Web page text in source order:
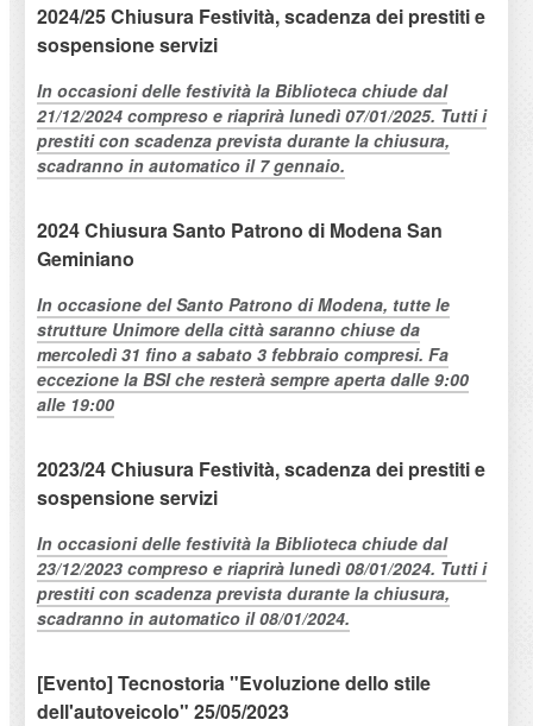
2024/25 Chiusura Festività, scadenza dei prestiti e
sospensione servizi
In occasioni delle festività la Biblioteca chiude dal
21/12/2024 compreso e riaprirà lunedì 07/01/2025. Tutti i
prestiti con scadenza prevista durante la chiusura,
scadranno in automatico il 7 gennaio.
2024 Chiusura Santo Patrono di Modena San
Geminiano
In occasione del Santo Patrono di Modena, tutte le
strutture Unimore della città saranno chiuse da
mercoledì 31 fino a sabato 3 febbraio compresi. Fa
eccezione la BSI che resterà sempre aperta dalle 9:00
alle 19:00
2023/24 Chiusura Festività, scadenza dei prestiti e
sospensione servizi
In occasioni delle festività la Biblioteca chiude dal
23/12/2023 compreso e riaprirà lunedì 08/01/2024. Tutti i
prestiti con scadenza prevista durante la chiusura,
scadranno in automatico il 08/01/2024.
[Evento] Tecnostoria "Evoluzione dello stile
dell'autoveicolo" 25/05/2023